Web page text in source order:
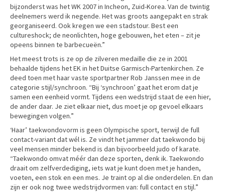
bijzonderst was het WK 2007 in Incheon, Zuid-Korea. Van de twintig
deelnemers werd ik negende. Het was groots aangepakt en strak
georganiseerd. Ook kregen we een stadstour. Best een
cultureshock; de neonlichten, hoge gebouwen, het eten – zit je
opeens binnen te barbecueën.”
Het meest trots is ze op de zilveren medaille die ze in 2001
behaalde tijdens het EK in het Duitse Garmisch-Partenkirchen. Ze
deed toen met haar vaste sportpartner Rob Janssen mee in de
categorie stijl/synchroon. “Bij ‘synchroon’ gaat het erom dat je
samen een eenheid vormt. Tijdens een wedstrijd staat de een hier,
de ander daar. Je ziet elkaar niet, dus moet je op gevoel elkaars
bewegingen volgen.”
‘Haar’ taekwondovorm is geen Olympische sport, terwijl de full
contact-variant dat wél is. Ze vindt het jammer dat taekwondo bij
veel mensen minder bekend is dan bijvoorbeeld judo of karate.
“Taekwondo omvat méér dan deze sporten, denk ik. Taekwondo
draait om zelfverdediging, iets wat je kunt doen met je handen,
voeten, een stok en een mes. Je traint op al die onderdelen. En dan
zijn er ook nog twee wedstrijdvormen van: full contact en stijl.”